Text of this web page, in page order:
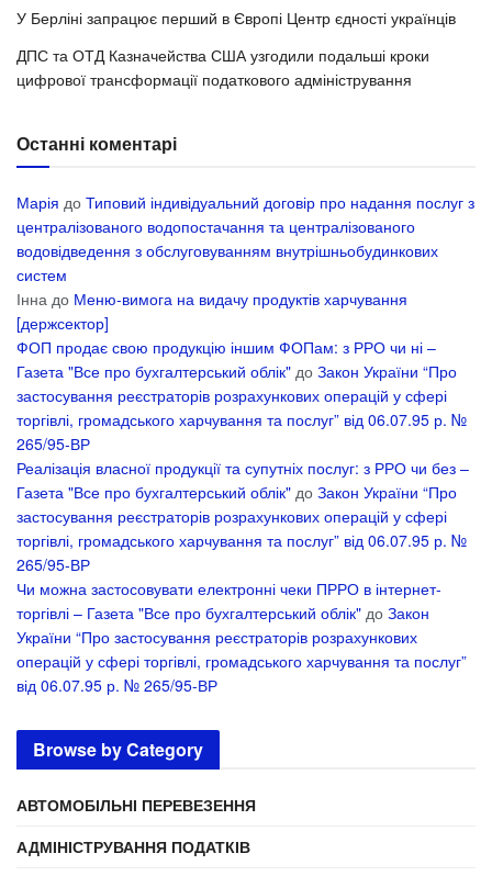
У Берліні запрацює перший в Європі Центр єдності українців
ДПС та ОТД Казначейства США узгодили подальші кроки
цифрової трансформації податкового адміністрування
Останні коментарі
Марія до Типовий індивідуальний договір про надання послуг з
централізованого водопостачання та централізованого
водовідведення з обслуговуванням внутрішньобудинкових
систем
Інна до Меню-вимога на видачу продуктів харчування
[держсектор]
ФОП продає свою продукцію іншим ФОПам: з РРО чи ні –
Газета "Все про бухгалтерський облік" до Закон України “Про
застосування реєстраторів розрахункових операцій у сфері
торгівлі, громадського харчування та послуг” від 06.07.95 р. №
265/95-ВР
Реалізація власної продукції та супутніх послуг: з РРО чи без –
Газета "Все про бухгалтерський облік" до Закон України “Про
застосування реєстраторів розрахункових операцій у сфері
торгівлі, громадського харчування та послуг” від 06.07.95 р. №
265/95-ВР
Чи можна застосовувати електронні чеки ПРРО в інтернет-
торгівлі – Газета "Все про бухгалтерський облік" до Закон
України “Про застосування реєстраторів розрахункових
операцій у сфері торгівлі, громадського харчування та послуг”
від 06.07.95 р. № 265/95-ВР
Browse by Category
АВТОМОБІЛЬНІ ПЕРЕВЕЗЕННЯ
АДМІНІСТРУВАННЯ ПОДАТКІВ